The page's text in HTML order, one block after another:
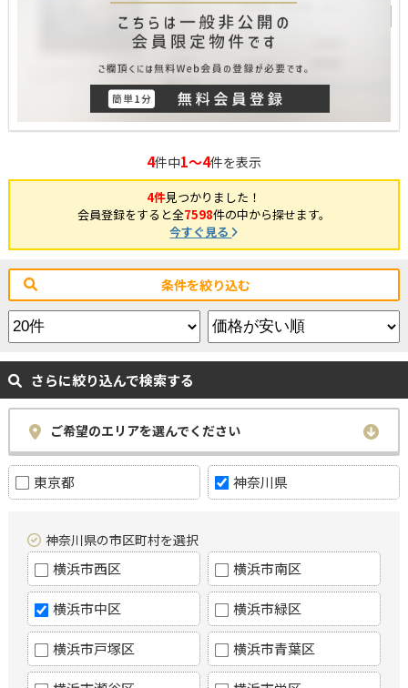
4件中1～4件を表示
4件見つかりました！
会員登録をすると全7598件の中から探せます。
今すぐ見る
条件を絞り込む
さらに絞り込んで検索する
ご希望のエリアを選んでください
東京都 神奈川県
神奈川県の市区町村を選択
横浜市西区 横浜市南区
横浜市中区 横浜市緑区
横浜市戸塚区 横浜市青葉区